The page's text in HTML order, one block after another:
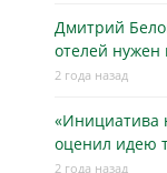
Дмитрий
отелей нужен
2 года назад
«Инициатива
оценил идею
2 года назад